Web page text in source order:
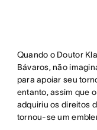
Quando o Doutor
Bávaros, não
para apoiar seu
entanto, assim que
adquiriu os direitos
tornou-se um